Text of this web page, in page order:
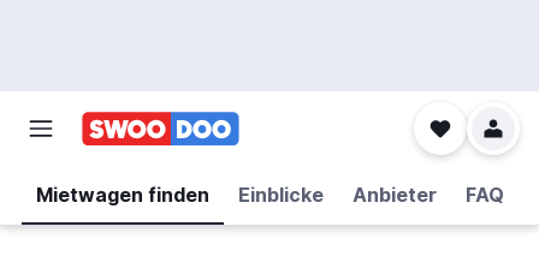
Mietwagen finden Einblicke Anbieter FAQ